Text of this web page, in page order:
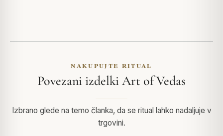
NAKUPUJTE RITUAL
Povezani izdelki Art of Vedas
Izbrano glede na temo članka, da se ritual lahko nadaljuje v
trgovini.